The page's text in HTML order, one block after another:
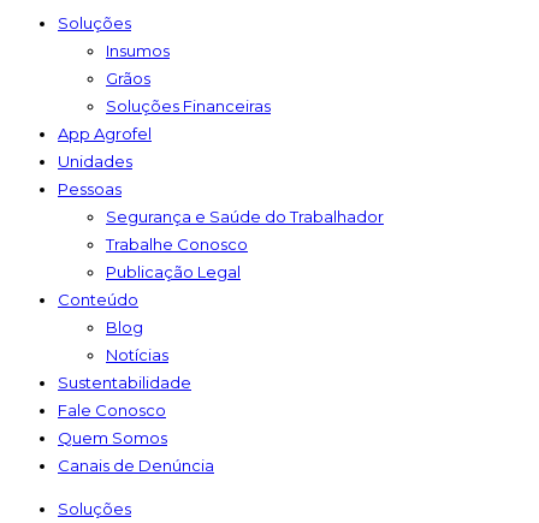
Soluções
Insumos
Grãos
Soluções Financeiras
App Agrofel
Unidades
Pessoas
Segurança e Saúde do Trabalhador
Trabalhe Conosco
Publicação Legal
Conteúdo
Blog
Notícias
Sustentabilidade
Fale Conosco
Quem Somos
Canais de Denúncia
Soluções